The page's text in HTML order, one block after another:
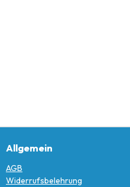
Allgemein
AGB
Widerrufsbelehrung